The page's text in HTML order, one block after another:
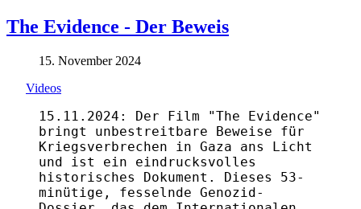
The Evidence - Der Beweis
15. November 2024
Videos
15.11.2024: Der Film "The Evidence"
bringt unbestreitbare Beweise für
Kriegsverbrechen in Gaza ans Licht
und ist ein eindrucksvolles
historisches Dokument. Dieses 53-
minütige, fesselnde Genozid-